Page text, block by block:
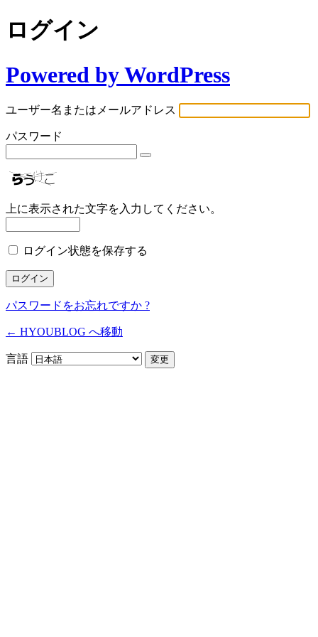
ログイン
Powered by WordPress
ユーザー名またはメールアドレス
パスワード
上に表示された文字を入力してください。
ログイン状態を保存する
パスワードをお忘れですか ?
← HYOUBLOG へ移動
言語